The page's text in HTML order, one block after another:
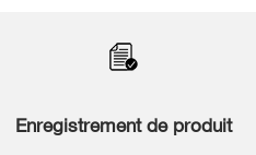
list,
you
Enregistrement de produit